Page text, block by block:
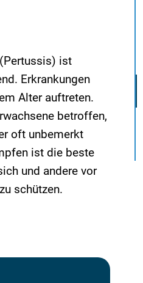
ist
Erkrankungen
Alter auftreten.
betroffen,
oft unbemerkt
ist die beste
und andere vor
schützen.